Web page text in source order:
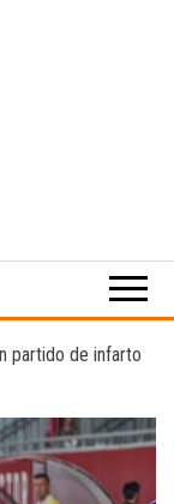
partido de infarto